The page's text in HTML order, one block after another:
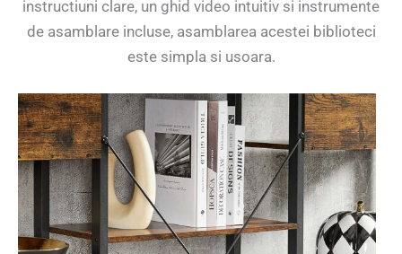
instructiuni clare, un ghid video intuitiv si instrumente
de asamblare incluse, asamblarea acestei biblioteci
este simpla si usoara.